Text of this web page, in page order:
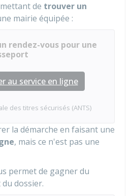
de trouver un
mairie équipée :
rendez-vous pour une
au service en ligne
des titres sécurisés (ANTS)
la démarche en faisant une
, mais ce n'est pas une
permet de gagner du
dossier.